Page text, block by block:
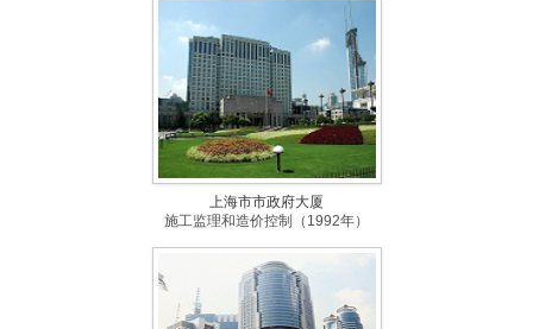
上海市市政府大厦
施工监理和造价控制（1992年）